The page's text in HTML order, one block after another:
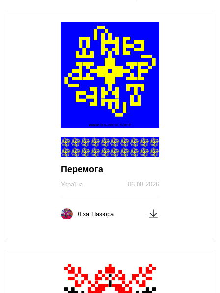
Перемога
06.08.2026
Україна
Ліза Пазюра